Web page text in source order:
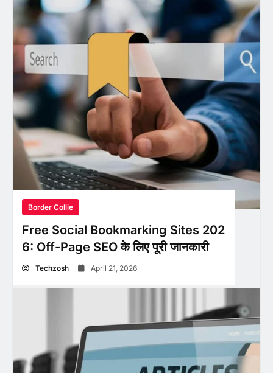
Border Collie
Free Social Bookmarking Sites 202
6: Off-Page SEO के लिए पूरी जानकारी
Techzosh April 21, 2026